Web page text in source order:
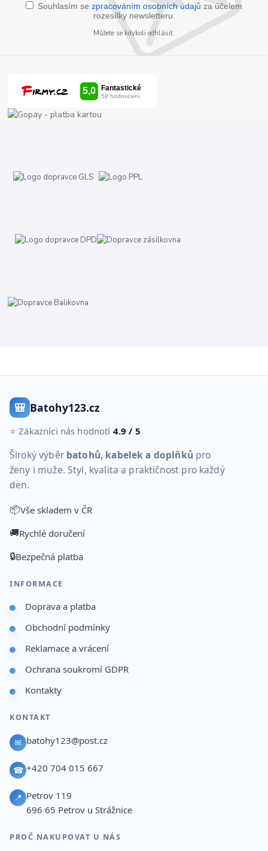
Souhlasím se zpracováním osobních údajů za účelem
rozesílky newsletteru.
Můžete se kdykoli odhlásit.
🎒 Batohy123.cz
⭐ Zákazníci nás hodnotí 4.9 / 5
Široký výběr batohů, kabelek a doplňků pro
ženy i muže. Styl, kvalita a praktičnost pro každý
den.
📦Vše skladem v ČR
🚚Rychlé doručení
🔒Bezpečná platba
INFORMACE
Doprava a platba
Obchodní podmínky
Reklamace a vrácení
Ochrana soukromí GDPR
Kontakty
KONTAKT
✉ batohy123@post.cz
☎ +420 704 015 667
📍 Petrov 119
696 65 Petrov u Strážnice
PROČ NAKUPOVAT U NÁS